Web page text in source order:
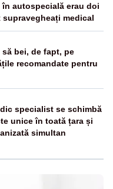
autospecială erau doi
medical
bei, de fapt, pe
recomandate pentru
specialist se schimbă
unice în toată țara și
simultan